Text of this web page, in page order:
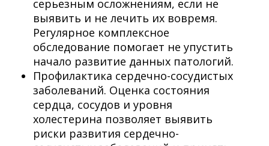
серьезным осложнениям, если не
выявить и не лечить их вовремя.
Регулярное комплексное
обследование помогает не упустить
начало развитие данных патологий.
Профилактика сердечно-сосудистых
заболеваний. Оценка состояния
сердца, сосудов и уровня
холестерина позволяет выявить
риски развития сердечно-